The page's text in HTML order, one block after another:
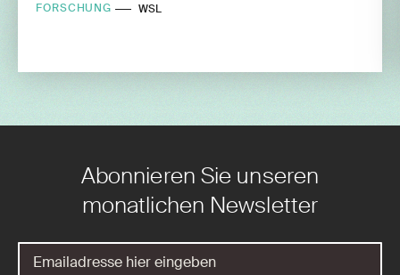
FORSCHUNG WSL
Abonnieren Sie unseren
monatlichen Newsletter